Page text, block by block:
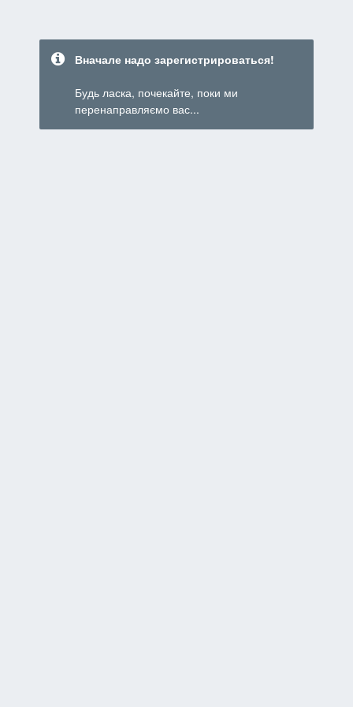
Вначале надо зарегистрироваться!
Будь ласка, почекайте, поки ми
перенаправляємо вас...